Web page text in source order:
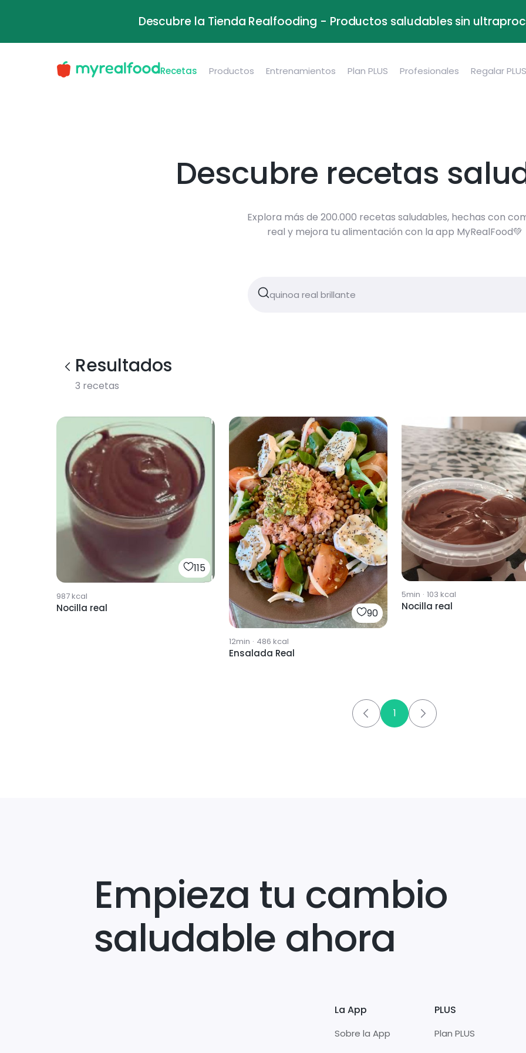
Descubre la Tienda Realfooding - Productos saludables sin
Recetas Productos Entrenamientos Plan PLUS Profesionales Regalar
Descubre recetas
Explora más de 200.000 recetas saludables, hechas con
real y mejora tu alimentación con la app MyRealFood💚
Resultados
3 recetas
115
987kcal
Nocilla real 90
12min · 486 kcal
Ensalada Real
5min · 103 kcal
Nocilla real
1
Empieza tu cambio
saludable ahora
La App
Sobre la App
PLUS
Plan PLUS